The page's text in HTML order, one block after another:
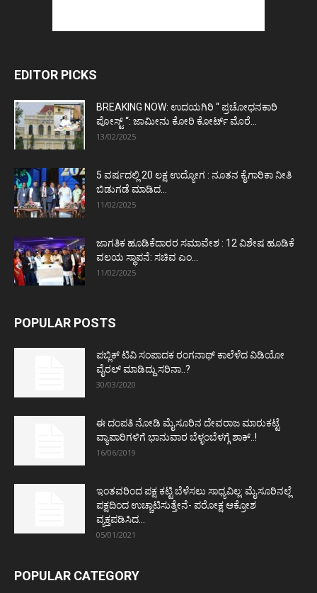
EDITOR PICKS
BREAKING NOW: ಉದಯಗಿರಿ “ ಪ್ರಚೋಧನಕಾರಿ
ಪೋಸ್ಟ್‌ “: ಜಾಮೀನು ಕೋರಿ ಕೋರ್ಟ್‌ ಮೊರೆ...
13/02/2025
5 ವರ್ಷದಲ್ಲಿ 20 ಲಕ್ಷ ಉದ್ಯೋಗ : ನೂತನ ಕೈಗಾರಿಕಾ ನೀತಿ
ಬಿಡುಗಡೆ ಮಾಡಿದ...
11/02/2025
ಜಾಗತಿಕ ಹೂಡಿಕೆದಾರರ ಸಮಾವೇಶ : 12 ವಿಶೇಷ ಹೂಡಿಕೆ
ವಲಯ ಸ್ಥಾಪನೆ: ಸಚಿವ ಎಂ...
11/02/2025
POPULAR POSTS
ಪಬ್ಲಿಕ್ ಟಿವಿ ಸಂಪಾದಕ ರಂಗನಾಥ್ ಕಾಲೆಳೆದ ವಿಡಿಯೋ
ವೈರಲ್ ಮಾಡಿದ್ದು ಸರಿನಾ..?
30/03/2020
ಈ ದಂಪತಿ ನೋಡಿ ಮೈಸೂರಿನ ದೇವರಾಜ ಮಾರುಕಟ್ಟೆ
ವ್ಯಾಪಾರಿಗಳಿಗೆ ಭಾನುವಾರ ಬೆಳ್ಳಂಬೆಳಗ್ಗೆ ಶಾಕ್..!
16/06/2019
ಇಂತವರಿಂದ ಪಕ್ಷ ಕಟ್ಟಿ ಬೆಳೆಸಲು ಸಾಧ್ಯವಿಲ್ಲ: ಮೈಸೂರಿನಲ್ಲೆ
ಪಕ್ಷದಿಂದ ಉಚ್ಚಾಟಿಸುತ್ತೇನೆ- ಪರೋಕ್ಷ ಆಕ್ರೋಶ
ವ್ಯಕ್ತಪಡಿಸಿದ...
05/01/2021
POPULAR CATEGORY